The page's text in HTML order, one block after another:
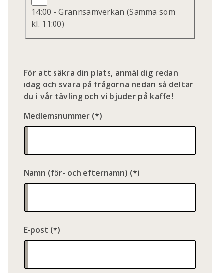
14:00 - Grannsamverkan (Samma som
kl. 11:00)
För att säkra din plats, anmäl dig redan
idag och svara på frågorna nedan så deltar
du i vår tävling och vi bjuder på kaffe!
Medlemsnummer
Namn (för- och efternamn)
E-post